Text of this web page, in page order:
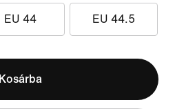
EU 44 EU 44.5
Kosárba